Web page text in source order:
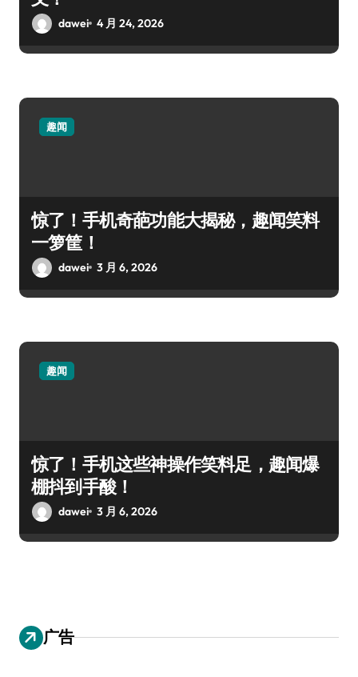
dawei 4 月 24, 2026
趣闻
惊了！手机奇葩功能大揭秘，趣闻笑料
一箩筐！
dawei 3 月 6, 2026
趣闻
惊了！手机这些神操作笑料足，趣闻爆
棚抖到手酸！
dawei 3 月 6, 2026
广告